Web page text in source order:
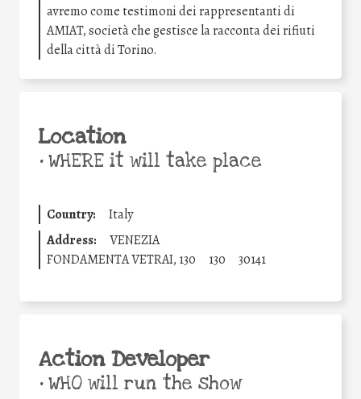
avremo come testimoni dei rappresentanti di
AMIAT, società che gestisce la racconta dei rifiuti
della città di Torino.
Location
•WHERE it will take place
Country:
Italy
Address:
VENEZIA
FONDAMENTA VETRAI, 130
130 30141
Action Developer
•WHO will run the show